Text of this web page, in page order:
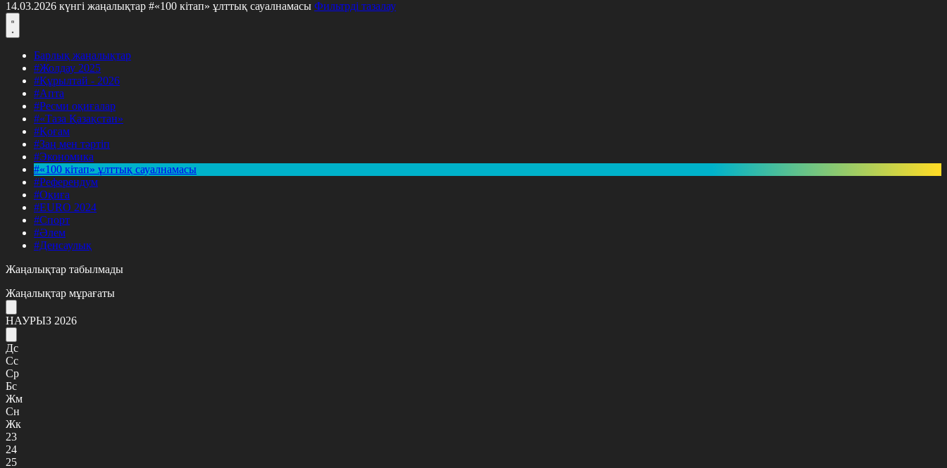
14.03.2026 күнгі жаңалықтар #«100 кітап» ұлттық сауалнамасы Фильтрді тазалау
Барлық жаңалықтар
#Жолдау 2025
#Құрылтай - 2026
#Апта
#Ресми оқиғалар
#«Таза Қазақстан»
#Қоғам
#Заң мен тәртіп
#Экономика
#«100 кітап» ұлттық сауалнамасы
#Референдум
#Оқиға
#EURO 2024
#Спорт
#Әлем
#Денсаулық
Жаңалықтар табылмады
Жаңалықтар мұрағаты
НАУРЫЗ 2026
Дс
Сс
Ср
Бс
Жм
Сн
Жк
23
24
25